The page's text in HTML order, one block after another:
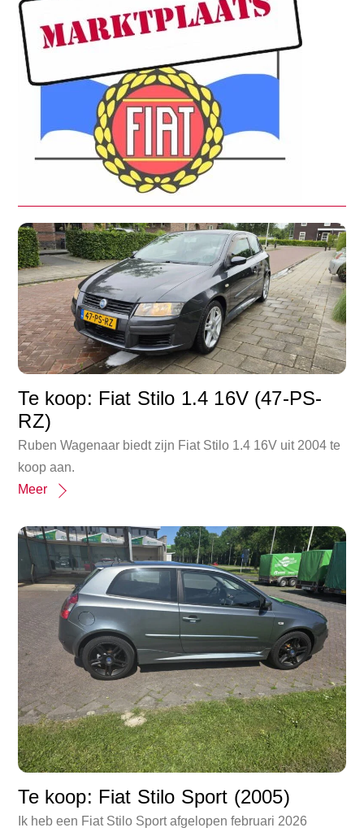
Te koop: Fiat Stilo 1.4 16V (47-PS-
RZ)
Ruben Wagenaar biedt zijn Fiat Stilo 1.4 16V uit 2004 te
koop aan.
Meer
Te koop: Fiat Stilo Sport (2005)
Ik heb een Fiat Stilo Sport afgelopen februari 2026